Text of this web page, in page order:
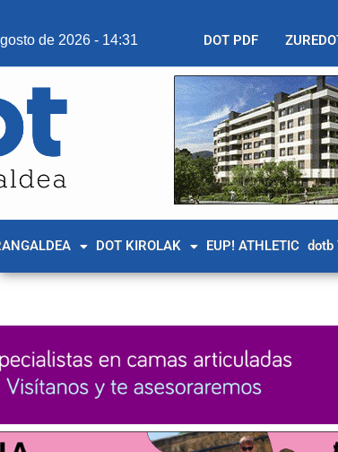
de 2026 - 14:31 DOT PDF
DOT KIROLAK EUP! ATHLETIC dotb